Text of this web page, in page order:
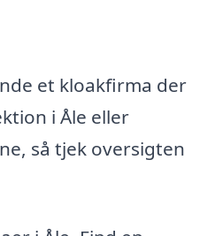
et kloakfirma der
i Åle eller
så tjek oversigten